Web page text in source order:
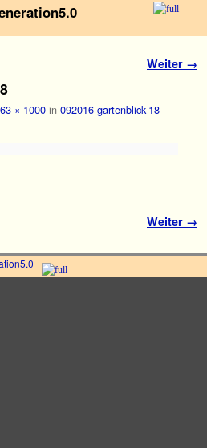
Weiter →
× 1000 in 092016-gartenblick-18
Weiter →